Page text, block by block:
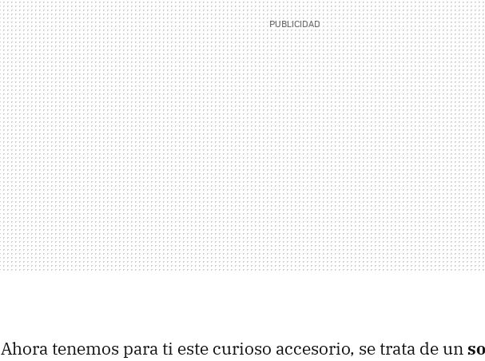
Ahora tenemos para ti este curioso accesorio, se trata de un